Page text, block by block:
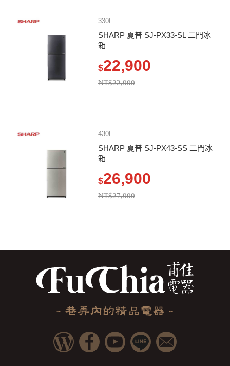
330L
SHARP 夏普 SJ-PX33-SL 二門冰
箱
$22,900
NT$22,900
430L
SHARP 夏普 SJ-PX43-SS 二門冰
箱
$26,900
NT$27,900